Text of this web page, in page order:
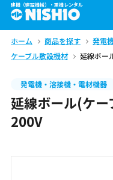
建機（建設機械）・重機レンタル
商品一覧
問合せ依頼リスト
北海道
ホーム 商品を探す
発電
ケーブル敷設機材
延線ボー
発電機・溶接機・電材機器
延線ボール(ケー
200V